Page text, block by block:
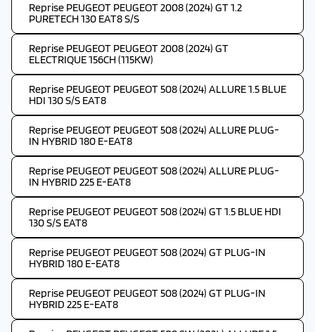
Reprise PEUGEOT PEUGEOT 2008 (2024) GT 1.2
PURETECH 130 EAT8 S/S
Reprise PEUGEOT PEUGEOT 2008 (2024) GT
ELECTRIQUE 156CH (115KW)
Reprise PEUGEOT PEUGEOT 508 (2024) ALLURE 1.5 BLUE
HDI 130 S/S EAT8
Reprise PEUGEOT PEUGEOT 508 (2024) ALLURE PLUG-
IN HYBRID 180 E-EAT8
Reprise PEUGEOT PEUGEOT 508 (2024) ALLURE PLUG-
IN HYBRID 225 E-EAT8
Reprise PEUGEOT PEUGEOT 508 (2024) GT 1.5 BLUE HDI
130 S/S EAT8
Reprise PEUGEOT PEUGEOT 508 (2024) GT PLUG-IN
HYBRID 180 E-EAT8
Reprise PEUGEOT PEUGEOT 508 (2024) GT PLUG-IN
HYBRID 225 E-EAT8